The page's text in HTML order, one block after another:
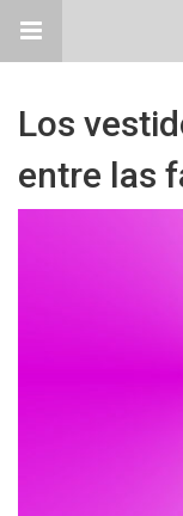
Los
entre las